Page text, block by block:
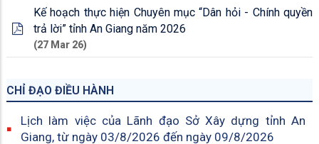
Kế hoạch thực hiện Chuyên mục “Dân hỏi - Chính quyền
trả lời” tỉnh An Giang năm 2026
(27 Mar 26)
CHỈ ĐẠO ĐIỀU HÀNH
Lịch làm việc của Lãnh đạo Sở Xây dựng tỉnh An
Giang, từ ngày 03/8/2026 đến ngày 09/8/2026